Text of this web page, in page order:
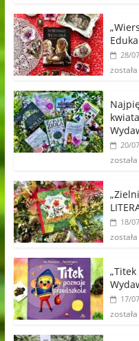
28/
20/
18/
17/